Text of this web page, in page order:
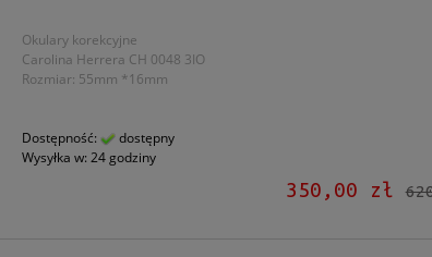
Okulary korekcyjne
Carolina Herrera CH 0048 3IO
Rozmiar: 55mm *16mm
Dostępność:
dostępny
Wysyłka w: 24 godziny
350,00 zł